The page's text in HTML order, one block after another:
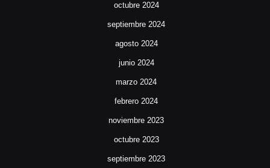
octubre 2024
septiembre 2024
agosto 2024
junio 2024
marzo 2024
febrero 2024
noviembre 2023
octubre 2023
septiembre 2023